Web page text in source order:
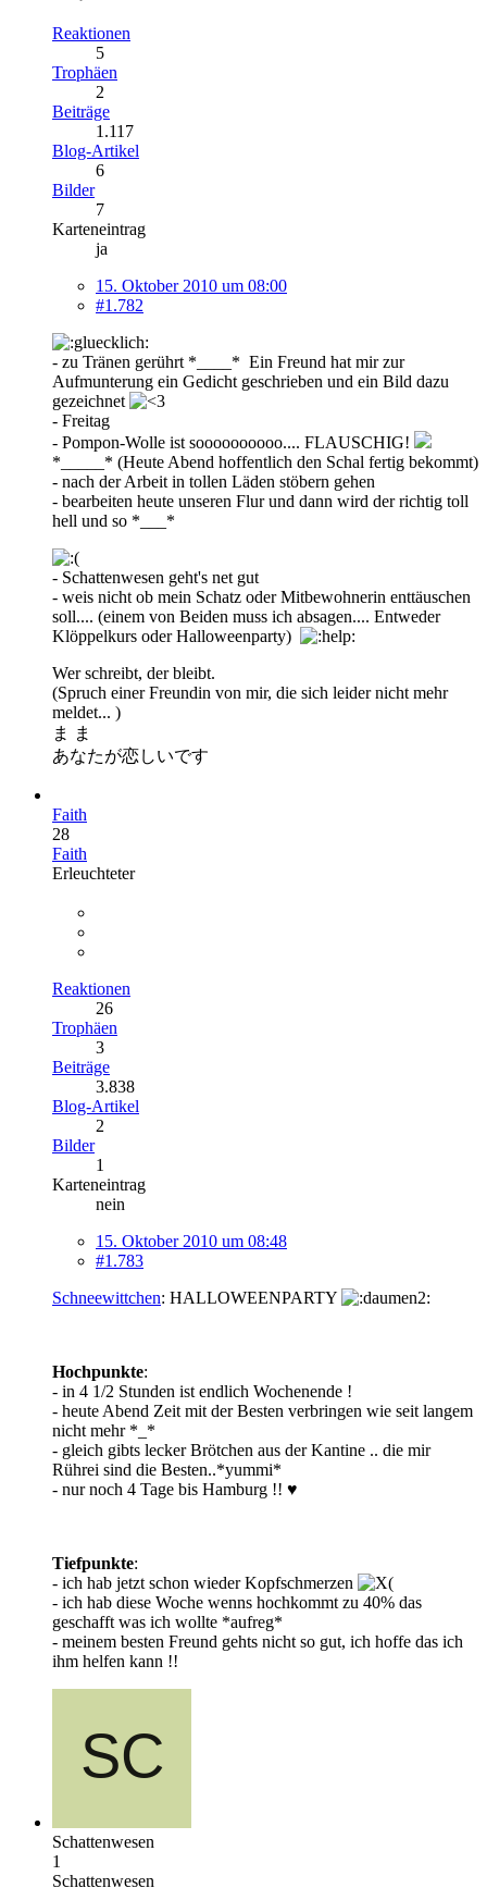
Reaktionen
5
Trophäen
2
Beiträge
1.117
Blog-Artikel
6
Bilder
7
Karteneintrag
ja
15. Oktober 2010 um 08:00
#1.782
- zu Tränen gerührt *____* Ein Freund hat mir zur
Aufmunterung ein Gedicht geschrieben und ein Bild dazu
gezeichnet
- Freitag
- Pompon-Wolle ist soooooooooo.... FLAUSCHIG!
*_____* (Heute Abend hoffentlich den Schal fertig bekommt)
- nach der Arbeit in tollen Läden stöbern gehen
- bearbeiten heute unseren Flur und dann wird der richtig toll
hell und so *___*
- Schattenwesen geht's net gut
- weis nicht ob mein Schatz oder Mitbewohnerin enttäuschen
soll.... (einem von Beiden muss ich absagen.... Entweder
Klöppelkurs oder Halloweenparty)
Wer schreibt, der bleibt.
(Spruch einer Freundin von mir, die sich leider nicht mehr
meldet... )
ま ま
あなたが恋しいです
Faith
28
Faith
Erleuchteter
Reaktionen
26
Trophäen
3
Beiträge
3.838
Blog-Artikel
2
Bilder
1
Karteneintrag
nein
15. Oktober 2010 um 08:48
#1.783
Schneewittchen: HALLOWEENPARTY
Hochpunkte:
- in 4 1/2 Stunden ist endlich Wochenende !
- heute Abend Zeit mit der Besten verbringen wie seit langem
nicht mehr *_*
- gleich gibts lecker Brötchen aus der Kantine .. die mir
Rührei sind die Besten..*yummi*
- nur noch 4 Tage bis Hamburg !! ♥
Tiefpunkte:
- ich hab jetzt schon wieder Kopfschmerzen
- ich hab diese Woche wenns hochkommt zu 40% das
geschafft was ich wollte *aufreg*
- meinem besten Freund gehts nicht so gut, ich hoffe das ich
ihm helfen kann !!
Schattenwesen
1
Schattenwesen